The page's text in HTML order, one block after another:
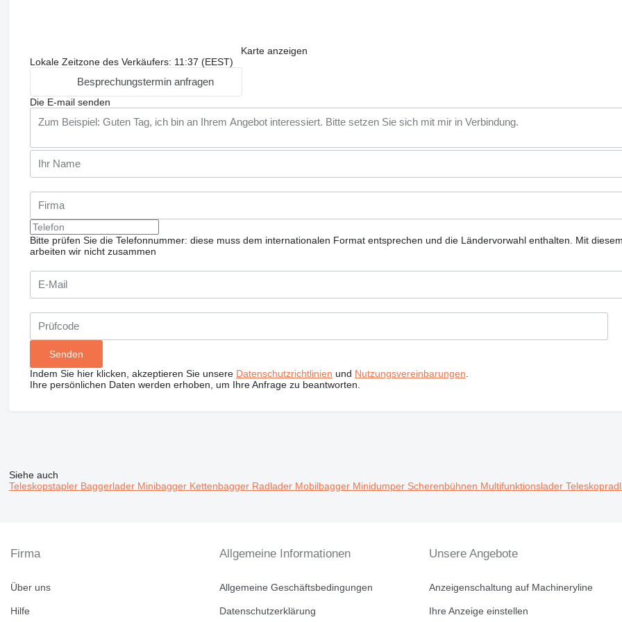
Karte anzeigen
Lokale Zeitzone des Verkäufers: 11:37 (EEST)
Besprechungstermin anfragen
Die E-mail senden
Bitte prüfen Sie die Telefonnummer: diese muss dem internationalen Format entsprechen und die Ländervorwahl enthalten.
Mit
arbeiten wir nicht zusammen
Indem Sie hier klicken, akzeptieren Sie unsere Datenschutzrichtlinien und Nutzungsvereinbarungen
Ihre persönlichen Daten werden erhoben, um Ihre Anfrage zu beantworten.
Siehe auch
Teleskopstapler Baggerlader Minibagger Kettenbagger Radlader Mobilbagger Minidumper Scherenbühnen Multifunktionslader
Firma
Über uns
Hilfe
Allgemeine Informationen
Allgemeine Geschäftsbedingungen
Datenschutzerklärung
Unsere Angebote
Anzeigenschaltung auf Machineryline
Ihre Anzeige einstellen